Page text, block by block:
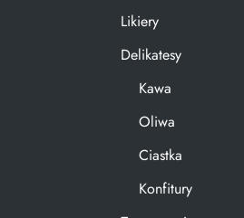
Likiery
Delikatesy
Kawa
Oliwa
Ciastka
Konfitury